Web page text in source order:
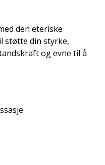
den eteriske
støtte din styrke,
og evne til å